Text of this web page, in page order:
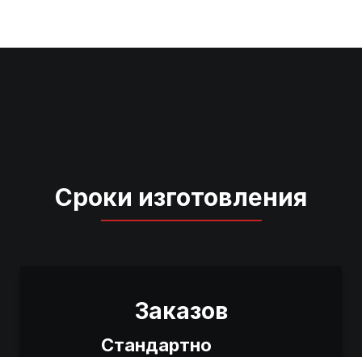
Сроки изготовления
Заказов
Стандартно